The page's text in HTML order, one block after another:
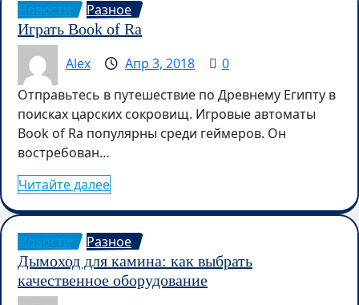
Разное
Играть Book of Ra
Alex
Апр 3, 2018
0
Отправьтесь в путешествие по Древнему Египту в
поисках царских сокровищ. Игровые автоматы
Book of Ra популярны среди геймеров. Он
востребован…
Читайте далее
Разное
Дымоход для камина: как выбрать
качественное оборудование